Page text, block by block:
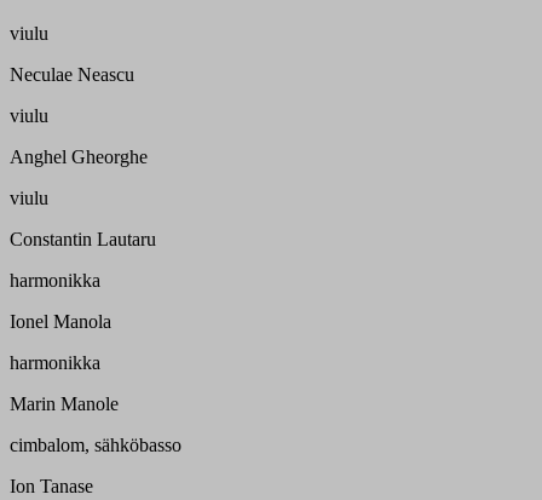
viulu
Neculae Neascu
viulu
Anghel Gheorghe
viulu
Constantin Lautaru
harmonikka
Ionel Manola
harmonikka
Marin Manole
cimbalom, sähköbasso
Ion Tanase